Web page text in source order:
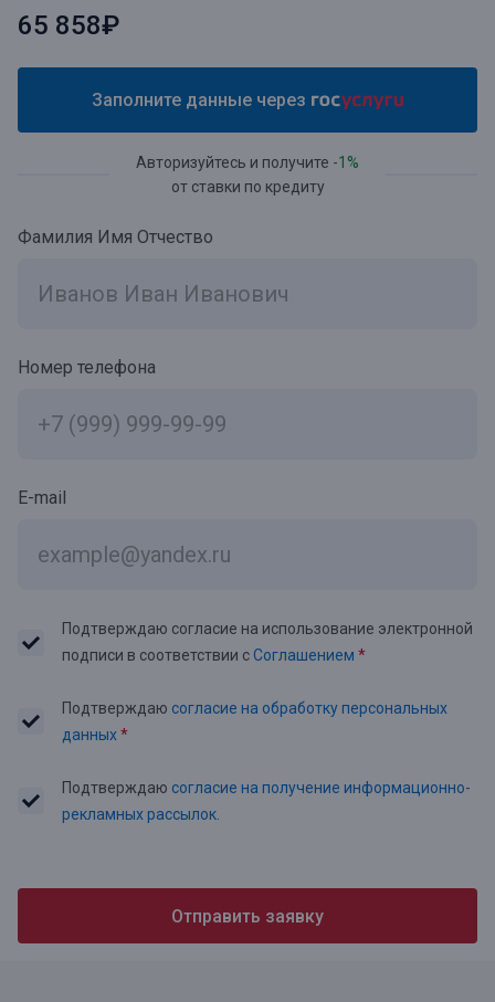
65 858₽
Заполните данные через
Авторизуйтесь и получите -1%
от ставки по кредиту
Фамилия Имя Отчество
Номер телефона
E-mail
Подтверждаю согласие на использование электронной
подписи в соответствии сСоглашением *
Подтверждаю согласие на обработку персональных
данных*
Подтверждаю согласие на получение информационно-
рекламных рассылок.
Отправить заявку